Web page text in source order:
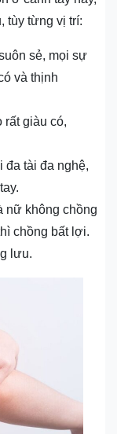
tùy từng vị trí:
sẻ, mọi sự
và thịnh
rất giàu có,
đa tài đa nghệ,
nữ không chồng
chồng bất lợi.
lưu.